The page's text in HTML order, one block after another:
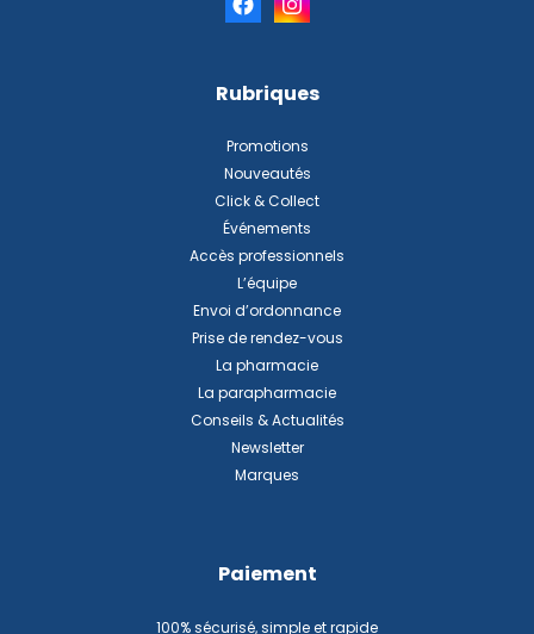
Rubriques
Promotions
Nouveautés
Click & Collect
Événements
Accès professionnels
L’équipe
Envoi d’ordonnance
Prise de rendez-vous
La pharmacie
La parapharmacie
Conseils & Actualités
Newsletter
Marques
Paiement
100% sécurisé, simple et rapide